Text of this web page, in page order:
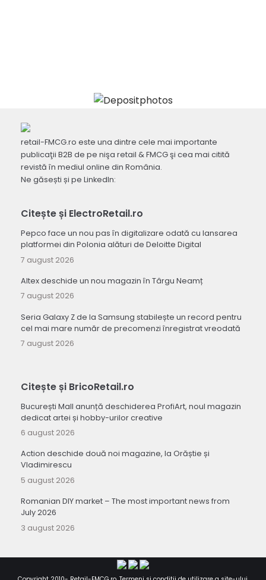
retail-FMCG.ro este una dintre cele mai importante
publicaţii B2B de pe nişa retail & FMCG şi cea mai citită
revistă în mediul online din România.
Ne găsești și pe LinkedIn:
Citește și ElectroRetail.ro
Pepco face un nou pas în digitalizare odată cu lansarea
platformei din Polonia alături de Deloitte Digital
7 august 2026
Altex deschide un nou magazin în Târgu Neamț
7 august 2026
Seria Galaxy Z de la Samsung stabilește un record pentru
cel mai mare număr de precomenzi înregistrat vreodată
7 august 2026
Citește și BricoRetail.ro
București Mall anunță deschiderea ProfiArt, noul magazin
dedicat artei și hobby-urilor creative
6 august 2026
Action deschide două noi magazine, la Orăștie și
Vladimirescu
5 august 2026
Romanian DIY market – The most important news from
July 2026
3 august 2026